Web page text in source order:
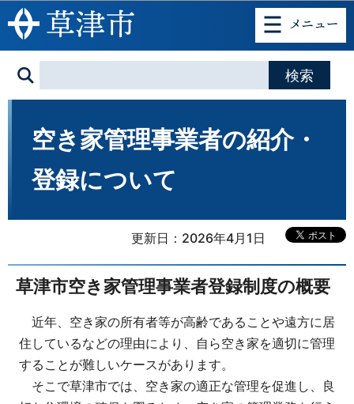
このページの本文へ移動
空き家管理事業者の紹介・
登録について
更新日：2026年4月1日
草津市空き家管理事業者登録制度の概要
近年、空き家の所有者等が高齢であることや遠方に居
住しているなどの理由により、自ら空き家を適切に管理
することが難しいケースがあります。
そこで草津市では、空き家の適正な管理を促進し、良